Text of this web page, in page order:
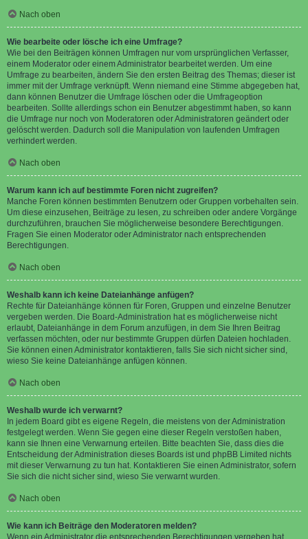
Nach oben
Wie bearbeite oder lösche ich eine Umfrage?
Wie bei den Beiträgen können Umfragen nur vom ursprünglichen Verfasser,
einem Moderator oder einem Administrator bearbeitet werden. Um eine
Umfrage zu bearbeiten, ändern Sie den ersten Beitrag des Themas; dieser ist
immer mit der Umfrage verknüpft. Wenn niemand eine Stimme abgegeben hat,
dann können Benutzer die Umfrage löschen oder die Umfrageoption
bearbeiten. Sollte allerdings schon ein Benutzer abgestimmt haben, so kann
die Umfrage nur noch von Moderatoren oder Administratoren geändert oder
gelöscht werden. Dadurch soll die Manipulation von laufenden Umfragen
verhindert werden.
Nach oben
Warum kann ich auf bestimmte Foren nicht zugreifen?
Manche Foren können bestimmten Benutzern oder Gruppen vorbehalten sein.
Um diese einzusehen, Beiträge zu lesen, zu schreiben oder andere Vorgänge
durchzuführen, brauchen Sie möglicherweise besondere Berechtigungen.
Fragen Sie einen Moderator oder Administrator nach entsprechenden
Berechtigungen.
Nach oben
Weshalb kann ich keine Dateianhänge anfügen?
Rechte für Dateianhänge können für Foren, Gruppen und einzelne Benutzer
vergeben werden. Die Board-Administration hat es möglicherweise nicht
erlaubt, Dateianhänge in dem Forum anzufügen, in dem Sie Ihren Beitrag
verfassen möchten, oder nur bestimmte Gruppen dürfen Dateien hochladen.
Sie können einen Administrator kontaktieren, falls Sie sich nicht sicher sind,
wieso Sie keine Dateianhänge anfügen können.
Nach oben
Weshalb wurde ich verwarnt?
In jedem Board gibt es eigene Regeln, die meistens von der Administration
festgelegt werden. Wenn Sie gegen eine dieser Regeln verstoßen haben,
kann sie Ihnen eine Verwarnung erteilen. Bitte beachten Sie, dass dies die
Entscheidung der Administration dieses Boards ist und phpBB Limited nichts
mit dieser Verwarnung zu tun hat. Kontaktieren Sie einen Administrator, sofern
Sie sich die nicht sicher sind, wieso Sie verwarnt wurden.
Nach oben
Wie kann ich Beiträge den Moderatoren melden?
Wenn ein Administrator die entsprechenden Berechtigungen vergeben hat,